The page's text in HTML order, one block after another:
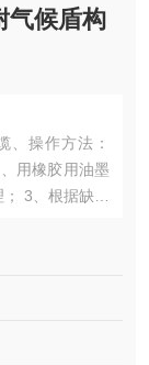
气候盾构
、操作方法：
用橡胶用油墨
3、根据缺口
面； 5、用耐